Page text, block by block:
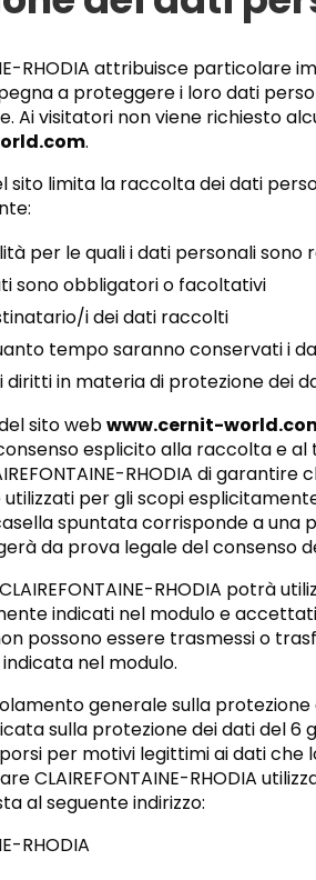
RHODIA attribuisce
a proteggere i loro dati
Ai visitatori non viene richiesto
.
sito limita la raccolta dei dati
per le quali i dati personali sono
sono obbligatori o facoltativi
i dei dati raccolti
tempo saranno conservati i
diritti in materia di protezione dei
sito webwww.cernit-
esplicito alla raccolta e
RHODIA di
per gli scopi
spuntata corrisponde a
da prova legale del consenso
RHODIA potrà
indicati nel modulo e
possono essere trasmessi o
nel modulo.
generale sulla
sulla protezione dei dati del 6
per motivi legittimi ai dati che
CLAIREFONTAINE-RHODIA
al seguente indirizzo:
RHODIA